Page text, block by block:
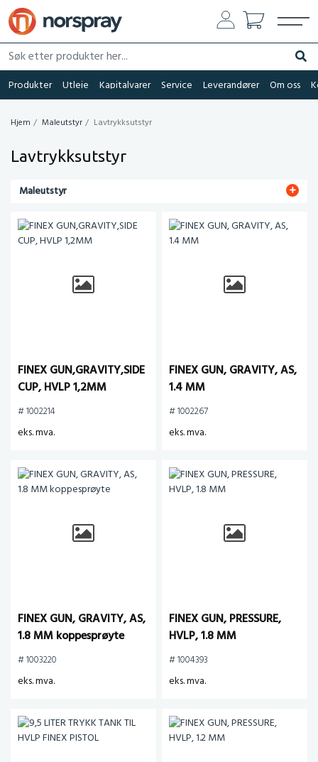
Søk etter produkter her...
Søk
Produkter Utleie Kapitalvarer Service Leverandører Om oss
Hjem Maleutstyr Lavtrykksutstyr
Lavtrykksutstyr
Maleutstyr
FINEX GUN,GRAVITY,SIDE
CUP, HVLP 1,2MM
# 1002214
eks. mva.
FINEX GUN, GRAVITY, AS,
1.4 MM
# 1002267
eks. mva.
FINEX GUN, GRAVITY, AS,
1.8 MM koppesprøyte
# 1003220
eks. mva.
FINEX GUN, PRESSURE,
HVLP, 1.8 MM
# 1004393
eks. mva.